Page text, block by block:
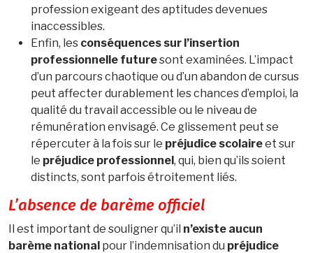
profession exigeant des aptitudes devenues
inaccessibles.
Enfin, les conséquences sur l’insertion
professionnelle futuresont examinées. L’impact
d’un parcours chaotique ou d’un abandon de cursus
peut affecter durablement les chances d’emploi, la
qualité du travail accessible ou le niveau de
rémunération envisagé. Ce glissement peut se
répercuter à la fois sur le préjudice scolaireet sur
le préjudice professionnel, qui, bien qu’ils soient
distincts, sont parfois étroitement liés.
L’absence de barème officiel
Il est important de souligner qu’il n’existe aucun
barème national pour l’indemnisation du préjudice